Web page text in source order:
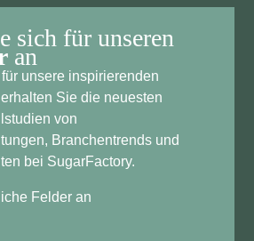
sich für unseren
an
unsere inspirierenden
Sie die neuesten
von
Branchentrends und
bei SugarFactory.
Felder an